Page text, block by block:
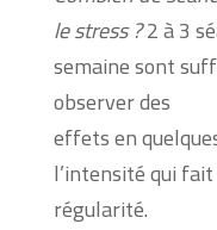
le stress ?2 à 3
semaine sont
observer des
effets en
l’intensité qui
régularité.